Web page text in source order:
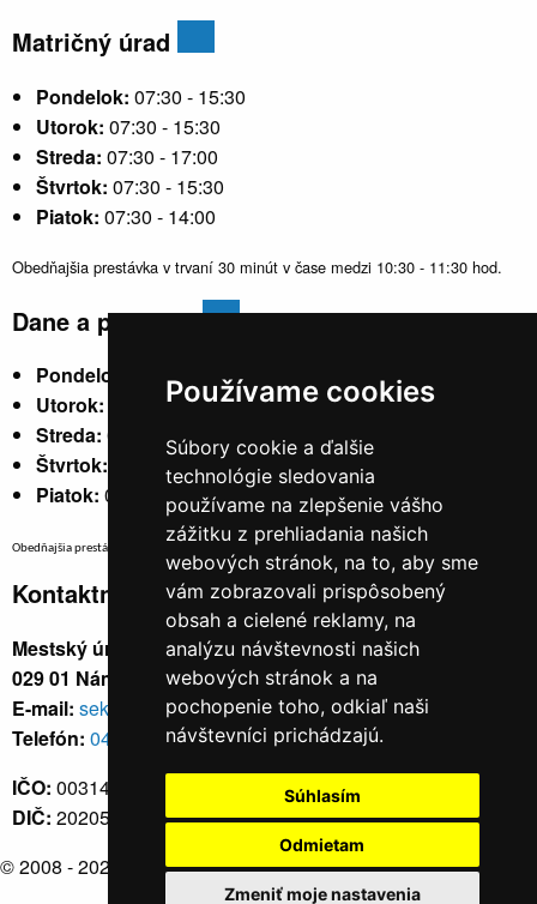
Používame cookies
Súbory cookie a ďalšie
technológie sledovania
používame na zlepšenie vášho
zážitku z prehliadania našich
webových stránok, na to, aby sme
vám zobrazovali prispôsobený
obsah a cielené reklamy, na
analýzu návštevnosti našich
webových stránok a na
pochopenie toho, odkiaľ naši
návštevníci prichádzajú.
Súhlasím
Odmietam
Zmeniť moje nastavenia
Matričný úrad
Pondelok: 07:30 - 15:30
Utorok: 07:30 - 15:30
Streda: 07:30 - 17:00
Štvrtok: 07:30 - 15:30
Piatok: 07:30 - 14:00
Obedňajšia prestávka v trvaní 30 minút v čase medzi 10:30 - 11:30 hod.
Dane a poplatky
Pondelok:
07:30 - 15:30
Utorok:
nestránkový
Streda: 07:30 - 17:00
Štvrtok:
nestránkový
Piatok: 07:30 - 14:00
Obedňajšia prestávka v trvaní 30 minút v čase medzi 10:30 - 11:30 hod.
Kontaktné údaje
Mestský úrad, Cyrila a Metoda 329/6,
029 01 Námestovo
E-mail: sekretariat@namestovo.sk
Telefón: 043 5504711
IČO: 00314676
DIČ: 2020571707
© 2008 - 2026
Námestovo.sk